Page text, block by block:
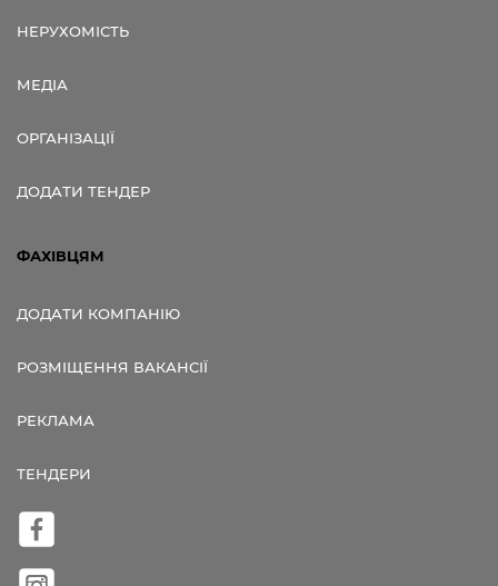
НЕРУХОМІСТЬ
МЕДІА
ОРГАНІЗАЦІЇ
ДОДАТИ ТЕНДЕР
ФАХІВЦЯМ
ДОДАТИ КОМПАНІЮ
РОЗМІЩЕННЯ ВАКАНСІЇ
РЕКЛАМА
ТЕНДЕРИ